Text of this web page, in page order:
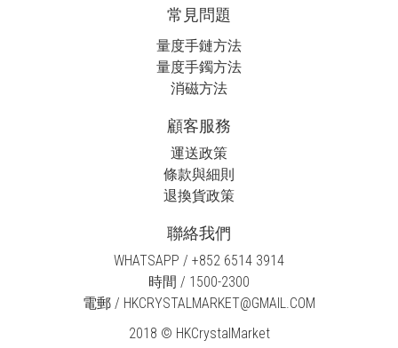
常見問題
量度手鏈方法
量度手鐲方法
消磁方法
顧客服務
運送政策
條款與細則
退換貨政策
聯絡我們
WHATSAPP / +852 6514 3914
時間 / 1500-2300
電郵 / HKCRYSTALMARKET@GMAIL.COM
2018 © HKCrystalMarket